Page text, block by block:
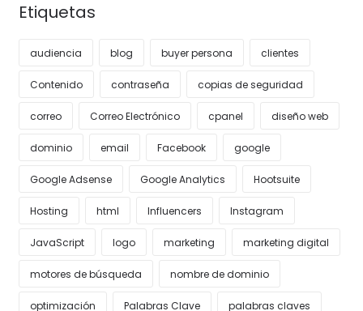
Etiquetas
audiencia blog buyer persona clientes
Contenido contraseña copias de seguridad
correo Correo Electrónico cpanel diseño web
dominio email Facebook google
Google Adsense Google Analytics Hootsuite
Hosting html Influencers Instagram
JavaScript logo marketing marketing digital
motores de búsqueda nombre de dominio
optimización Palabras Clave palabras claves